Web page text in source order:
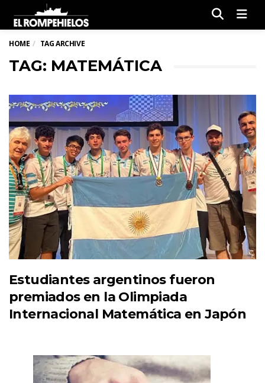
HOME TAG ARCHIVE
TAG: MATEMÁTICA
Estudiantes argentinos fueron
premiados en la Olimpiada
Internacional Matemática en Japón